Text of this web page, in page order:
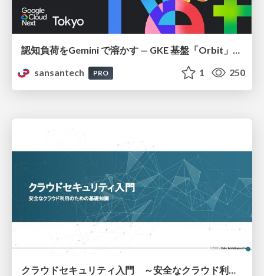
認知負荷をGemini で溶かす — GKE 基盤「Orbit」における AI エージェントの実践
sansantech
PRO 1 250